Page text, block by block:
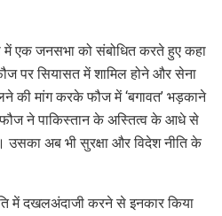
में एक जनसभा को संबोधित करते हुए कहा
पर सियासत में शामिल होने और सेना
की मांग करके फौज में ‘बगावत’ भड़काने
ने पाकिस्तान के अस्तित्व के आधे से
अब भी सुरक्षा और विदेश नीति के
में दखलअंदाजी करने से इनकार किया